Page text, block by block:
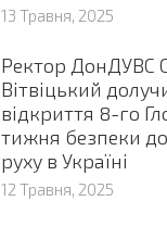
13 Травня, 2025
Ректор ДонДУВС
Вітвіцький
відкриття 8-го
тижня безпеки
руху в Україні
12 Травня, 2025